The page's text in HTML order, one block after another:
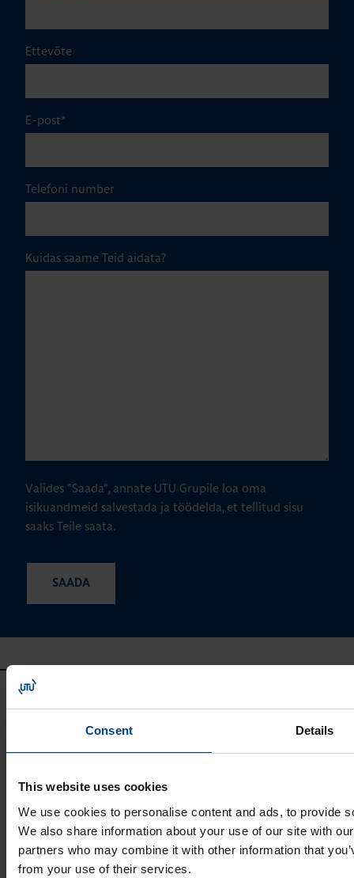
Consent Details
This website uses cookies
We use cookies to personalise content and ads, to provide
We also share information about your use of our site with
partners who may combine it with other information that
from your use of their services.
Ettevõte
E-post*
Telefoni number
Kuidas saame Teid aidata?
Valides "Saada", annate UTU Grupile loa oma
isikuandmeid salvestada ja töödelda, et tellitud sisu
saaks Teile saata.
UTU Group
UTU Finland